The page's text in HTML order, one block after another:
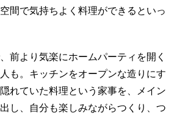
間で気持ちよく料理ができるといっ
前より気楽にホームパーティを開く
も。キッチンをオープンな造りにす
れていた料理という家事を、メイン
し、自分も楽しみながらつくり、つ